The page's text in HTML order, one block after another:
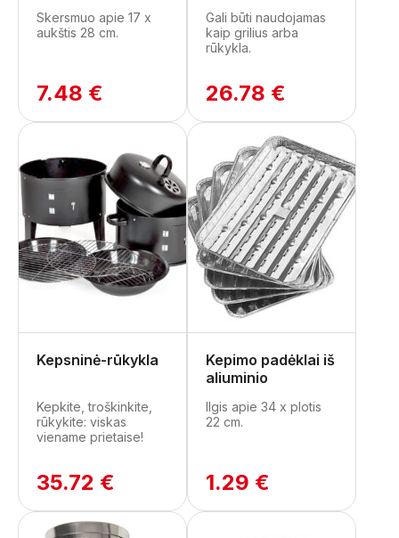
Skersmuo apie 17 x
aukštis 28 cm.
7.48 €
Gali būti naudojamas
kaip grilius arba
rūkykla.
26.78 €
Kepsninė-rūkykla
Kepkite, troškinkite,
rūkykite: viskas
viename prietaise!
35.72 €
Kepimo padėklai iš
aliuminio
Ilgis apie 34 x plotis
22 cm.
1.29 €